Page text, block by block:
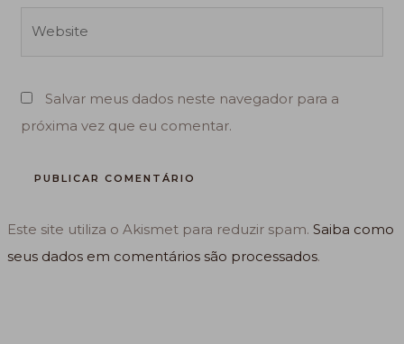
Salvar meus dados neste navegador para a
próxima vez que eu comentar.
Este site utiliza o Akismet para reduzir spam.Saiba como
seus dados em comentários são processados.